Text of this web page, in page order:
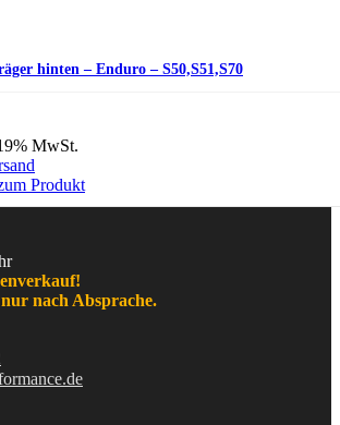
hinten – Enduro – S50,S51,S70
MwSt.
Produkt
nach Absprache.